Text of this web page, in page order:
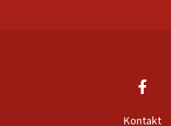
Kontakt